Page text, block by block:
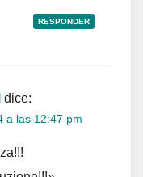
RESPONDER
dice:
a las 12:47 pm